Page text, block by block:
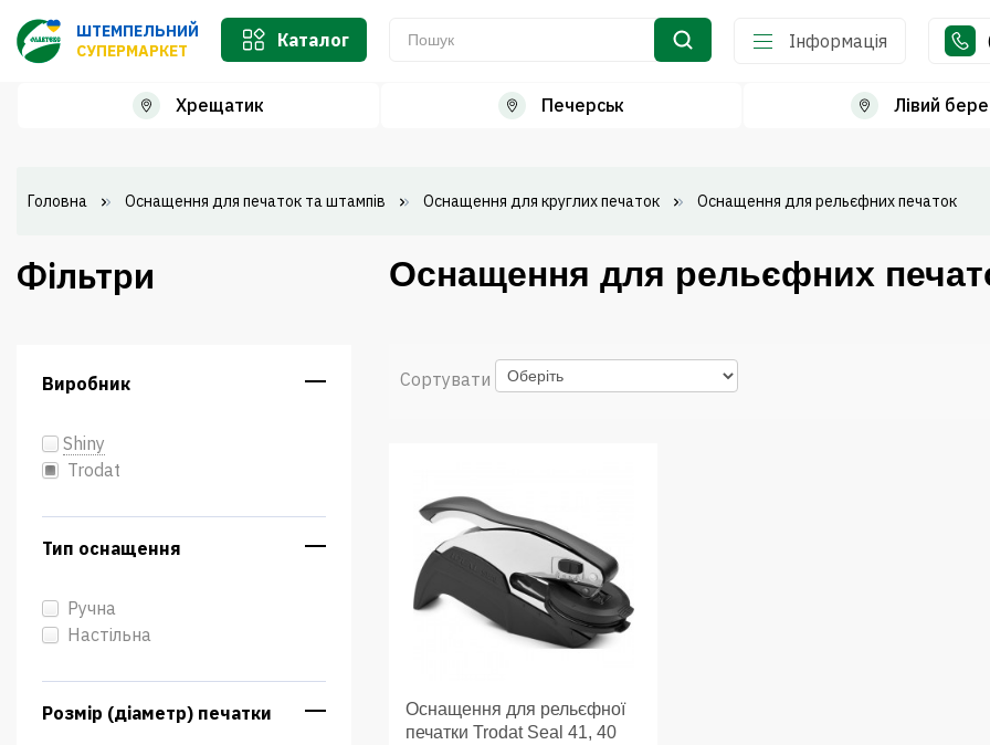
ШТЕМПЕЛЬНИЙ
СУПЕРМАРКЕТ
Каталог Інформація
Хрещатик Печерськ Лівий
Головна Оснащення для печаток та штампів Оснащення для круглих печаток Оснащення для рельєфних печаток
Оснащення для рельєфних
Сортувати
Оснащення для рельєфної
печатки Trodat Seal 41, 40
Фільтри
Виробник
Shiny
Trodat
Тип оснащення
Ручна
Настільна
Розмір (діаметр) печатки